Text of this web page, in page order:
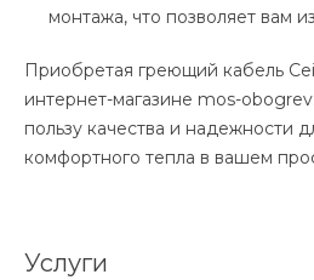
монтажа, что позволяет вам
Приобретая греющий кабель
интернет-магазине mos-
пользу качества и надежности
комфортного тепла в вашем
Услуги